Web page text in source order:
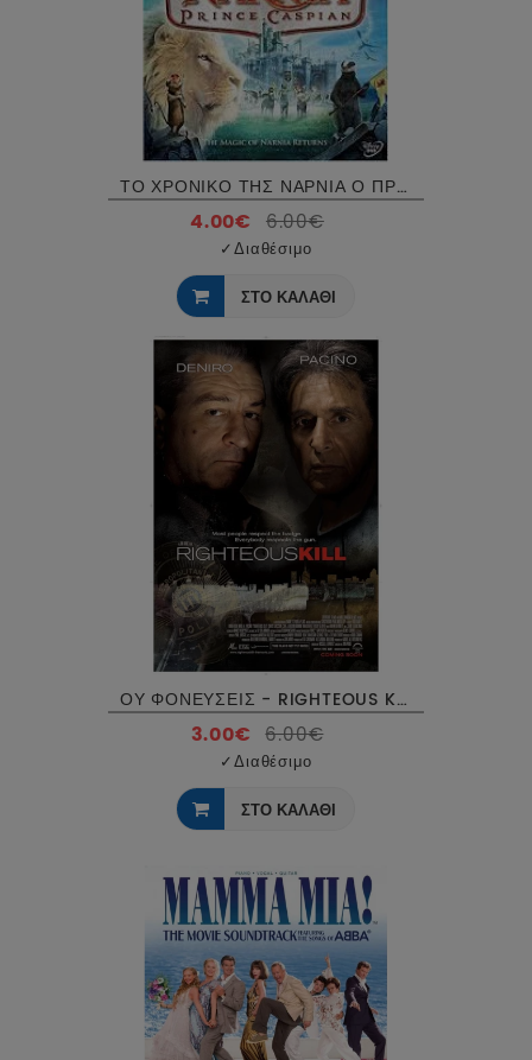
ΤΟ ΧΡΟΝΙΚΟ ΤΗΣ ΝΑΡΝΙΑ Ο ΠΡΙΓΚΙΠΑΣ ΚΑΣΠΙΑΝ - THE CHRONICLES OF NARNIA PRINCE CASPIAN DVD USED
4.00€ 6.00€
✓Διαθέσιμο
ΣΤΟ ΚΑΛΑΘΙ
ΟΥ ΦΟΝΕΥΣΕΙΣ - RIGHTEOUS KILL DVD USED
3.00€ 6.00€
✓Διαθέσιμο
ΣΤΟ ΚΑΛΑΘΙ